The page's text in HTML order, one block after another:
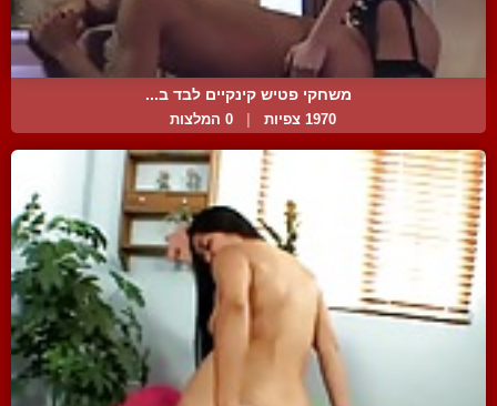
משחקי פטיש קינקיים לבד ב...
1970 צפיות 0 המלצות